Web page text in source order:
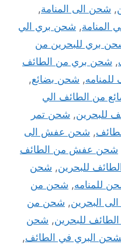
, شحن الى المنامة,
المنامة, شحن بري الي
بري للبحرين من
, شحن بري من الطائف
, شحن بضائع,
من الطائف الي
للبحرين, شحن تمر
, شحن عفش الى
شحن عفش من الطائف
للبحرين, شحن
للمنامه, شحن من
البحرين, شحن من
للبحرين, شحن
البري في الطائف,